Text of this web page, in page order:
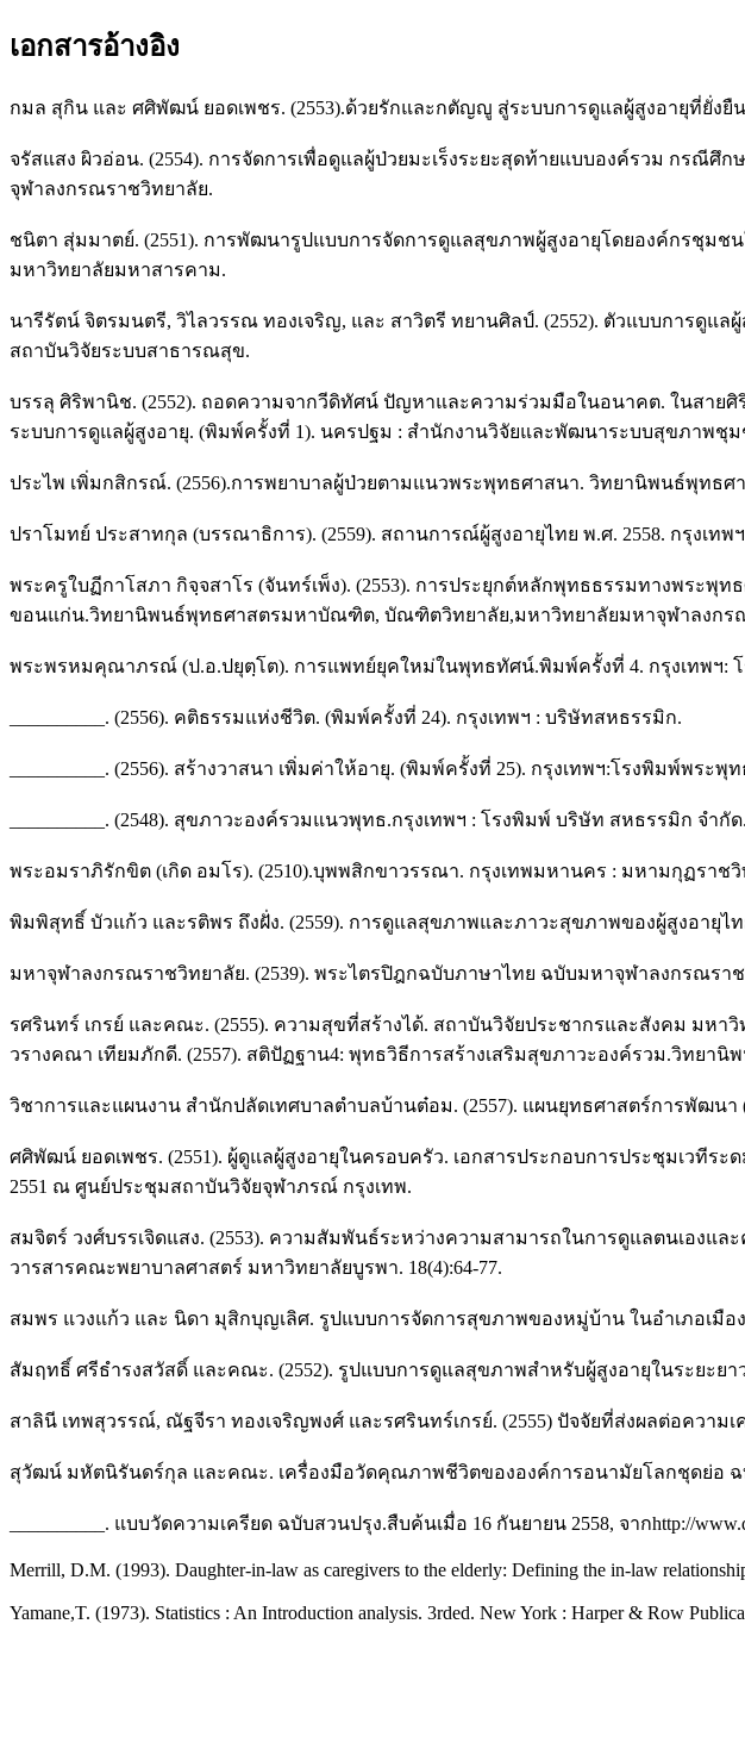
เอกสารอ้างอิง
กมล สุกิน และ ศศิพัฒน์ ยอดเพชร. (2553).ด้วยรักและกตัญญู สู่ระบบการดูแลผู้สูงอายุที่ยั่ง
จรัสแสง ผิวอ่อน. (2554). การจัดการเพื่อดูแลผู้ป่วยมะเร็งระยะสุดท้ายแบบองค์รวม ก
จุฬาลงกรณราชวิทยาลัย.
ชนิตา สุ่มมาตย์. (2551). การพัฒนารูปแบบการจัดการดูแลสุขภาพผู้สูงอายุโดยองค์กร
มหาวิทยาลัยมหาสารคาม.
นารีรัตน์ จิตรมนตรี, วิไลวรรณ ทองเจริญ, และ สาวิตรี ทยานศิลป์. (2552). ตัวแบบการดู
สถาบันวิจัยระบบสาธารณสุข.
บรรลุ ศิริพานิช. (2552). ถอดความจากวีดิทัศน์ ปัญหาและความร่วมมือในอนาคต. ในสาย
ระบบการดูแลผู้สูงอายุ. (พิมพ์ครั้งที่ 1). นครปฐม : สำนักงานวิจัยและพัฒนาระบบสุขภาพชุ
ประไพ เพิ่มกสิกรณ์. (2556).การพยาบาลผู้ป่วยตามแนวพระพุทธศาสนา. วิทยานิพนธ์พุท
ปราโมทย์ ประสาทกุล (บรรณาธิการ). (2559). สถานการณ์ผู้สูงอายุไทย พ.ศ. 2558. กรุงเ
พระครูใบฏีกาโสภา กิจฺจสาโร (จันทร์เพ็ง). (2553). การประยุกต์หลักพุทธธรรมทางพระพุ
ขอนแก่น.วิทยานิพนธ์พุทธศาสตรมหาบัณฑิต, บัณฑิตวิทยาลัย,มหาวิทยาลัยมหาจุฬาลงกร
พระพรหมคุณาภรณ์ (ป.อ.ปยุตฺโต). การแพทย์ยุคใหม่ในพุทธทัศน์.พิมพ์ครั้งที่ 4. กรุงเทพฯ:
__________. (2556). คติธรรมแห่งชีวิต. (พิมพ์ครั้งที่ 24). กรุงเทพฯ : บริษัทสหธรรมิก.
__________. (2556). สร้างวาสนา เพิ่มค่าให้อายุ. (พิมพ์ครั้งที่ 25). กรุงเทพฯ:โรงพิมพ์พระ
__________. (2548). สุขภาวะองค์รวมแนวพุทธ.กรุงเทพฯ : โรงพิมพ์ บริษัท สหธรรมิก จำกัด.
พระอมราภิรักขิต (เกิด อมโร). (2510).บุพพสิกขาวรรณา. กรุงเทพมหานคร : มหามกุฏราชวิ
พิมพิสุทธิ์ บัวแก้ว และรติพร ถึงฝั่ง. (2559). การดูแลสุขภาพและภาวะสุขภาพของผู้สูงอายุไ
มหาจุฬาลงกรณราชวิทยาลัย. (2539). พระไตรปิฎกฉบับภาษาไทย ฉบับมหาจุฬาลงกรณร
รศรินทร์ เกรย์ และคณะ. (2555). ความสุขที่สร้างได้. สถาบันวิจัยประชากรและสังคม มหา
วรางคณา เทียมภักดี. (2557). สติปัฏฐาน4: พุทธวิธีการสร้างเสริมสุขภาวะองค์รวม.วิท
วิชาการและแผนงาน สำนักปลัดเทศบาลตำบลบ้านต๋อม. (2557). แผนยุทธศาสตร์การพัฒนา (
ศศิพัฒน์ ยอดเพชร. (2551). ผู้ดูแลผู้สูงอายุในครอบครัว. เอกสารประกอบการประชุมเวทีร
2551 ณ ศูนย์ประชุมสถาบันวิจัยจุฬาภรณ์ กรุงเทพ.
สมจิตร์ วงศ์บรรเจิดแสง. (2553). ความสัมพันธ์ระหว่างความสามารถในการดูแลตนเอง
วารสารคณะพยาบาลศาสตร์ มหาวิทยาลัยบูรพา. 18(4):64-77.
สมพร แวงแก้ว และ นิดา มุสิกบุญเลิศ. รูปแบบการจัดการสุขภาพของหมู่บ้าน ในอำเภอเมือง
สัมฤทธิ์ ศรีธำรงสวัสดิ์ และคณะ. (2552). รูปแบบการดูแลสุขภาพสำหรับผู้สูงอายุในระยะย
สาลินี เทพสุวรรณ์, ณัฐจีรา ทองเจริญพงศ์ และรศรินทร์เกรย์. (2555) ปัจจัยที่ส่งผลต่อความ
สุวัฒน์ มหัตนิรันดร์กุล และคณะ. เครื่องมือวัดคุณภาพชีวิตขององค์การอนามัยโลกชุดย่อ ฉบับ
__________. แบบวัดความเครียด ฉบับสวนปรุง.สืบค้นเมื่อ 16 กันยายน 2558, จากhttp://
Merrill, D.M. (1993). Daughter-in-law as caregivers to the elderly: Defining the in-law
Yamane,T. (1973). Statistics : An Introduction analysis. 3rded. New York : Harper & Row